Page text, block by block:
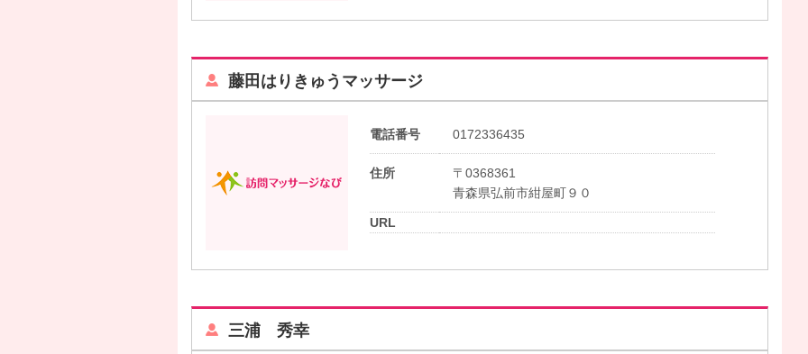
藤田はりきゅうマッサージ
電話番号 0172336435
住所
〒0368361
青森県弘前市紺屋町９０
URL
三浦 秀幸